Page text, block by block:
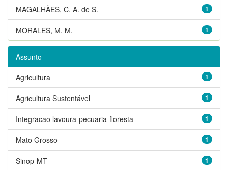
1
MAGALHÃES, C. A. de S.
1
MORALES, M. M.
Assunto
1
Agricultura
1
Agricultura Sustentável
1
Integracao lavoura-pecuaria-floresta
1
Mato Grosso
1
Sinop-MT